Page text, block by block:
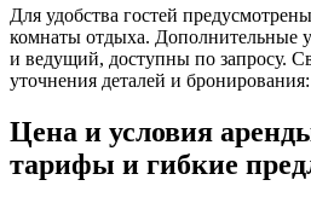
Для удобства гостей
комнаты отдыха. Дополнительные
и ведущий, доступны по запросу.
уточнения деталей и бронирования:
Цена и условия
тарифы и гибкие